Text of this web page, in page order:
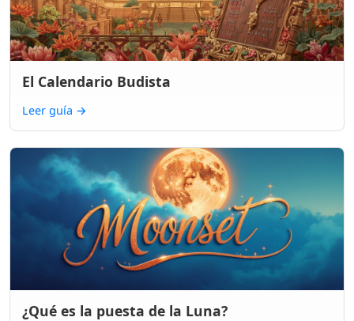
El Calendario Budista
Leer guía →
¿Qué es la puesta de la Luna?